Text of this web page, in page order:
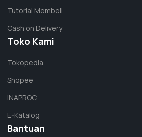
Alat Laboratorium
Petri Dish Glassware Normax
Tutorial Membeli
Cash on Delivery
Toko Kami
Tokopedia
Shopee
INAPROC
E-Katalog
Bantuan